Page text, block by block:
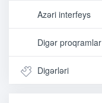
Azəri interfeys
Digər proqramlar
Digərləri